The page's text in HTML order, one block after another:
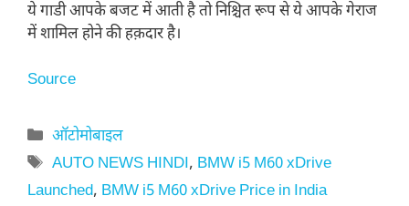
ये गाडी आपके बजट में आती है तो निश्चित रूप से ये आपके गेराज
में शामिल होने की हक़दार है।
Source
Categories
ऑटोमोबाइल
Tags
AUTO NEWS HINDI, BMW i5 M60 xDrive
Launched, BMW i5 M60 xDrive Price in India